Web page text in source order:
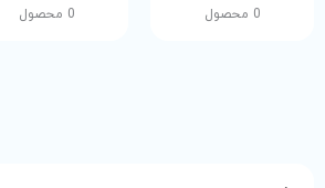
0 محصول 0 محصول